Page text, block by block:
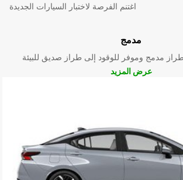
اغتنم الفرصة لاختبار السيارات الجديدة
مدمج
مدمج وموفر للوقود إلى طراز صديق للبيئة
عرض المزيد